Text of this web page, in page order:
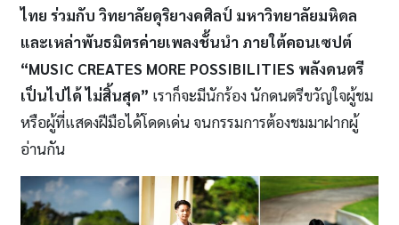
ไทย ร่วมกับ วิทยาลัยดุริยางคศิลป์ มหาวิทยาลัยมหิดล
และเหล่าพันธมิตรค่ายเพลงชั้นนำ ภายใต้คอนเซปต์
“MUSIC CREATES MORE POSSIBILITIES พลังดนตรี
เป็นไปได้ ไม่สิ้นสุด” เราก็จะมีนักร้อง นักดนตรีขวัญใจผู้ชม
หรือผู้ที่แสดงฝีมือได้โดดเด่น จนกรรมการต้องชมมาฝากผู้
อ่านกัน